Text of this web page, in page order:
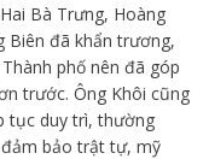
Bà Trưng, Hoàng
Biên đã khẩn trương,
phố nên đã góp
trước. Ông Khôi cũng
tục duy trì, thường
bảo trật tự, mỹ